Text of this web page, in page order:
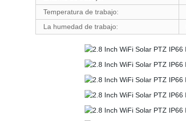
Temperatura de trabajo:
La humedad de trabajo: